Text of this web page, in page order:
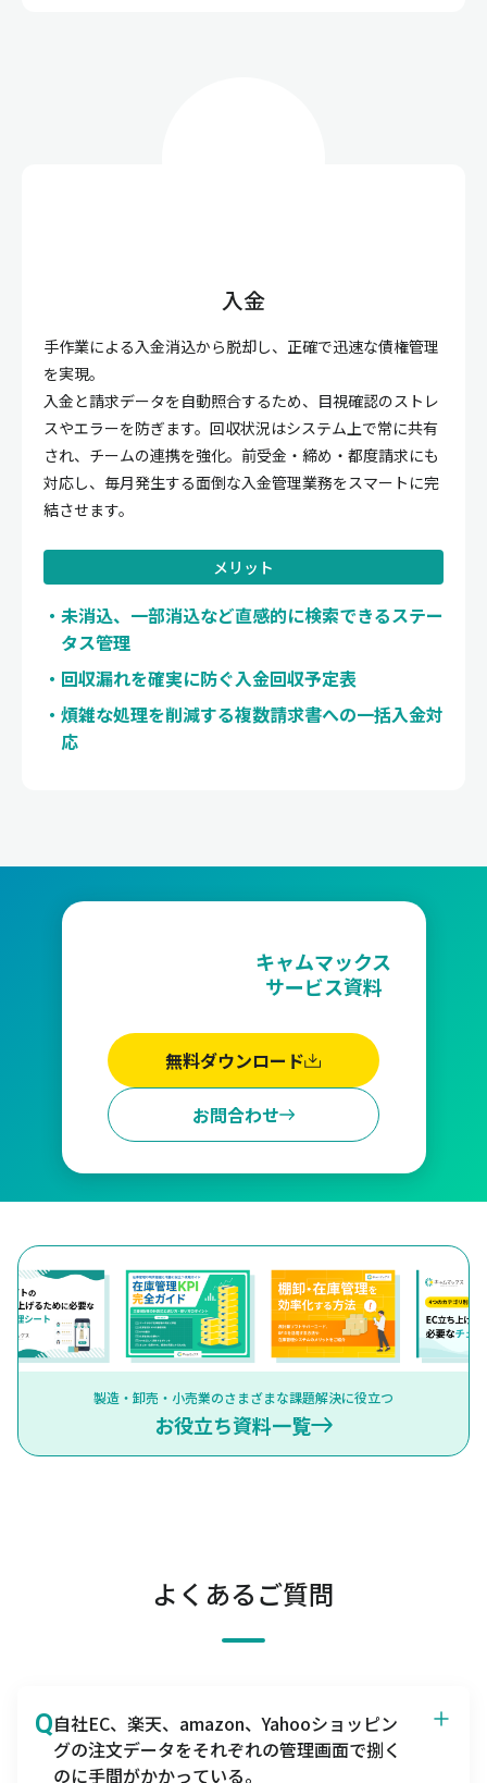
入金
手作業による入金消込から脱却し、正確で迅速な債権管理
を実現。
入金と請求データを自動照合するため、目視確認のストレ
スやエラーを防ぎます。回収状況はシステム上で常に共有
され、チームの連携を強化。前受金・締め・都度請求にも
対応し、毎月発生する面倒な入金管理業務をスマートに完
結させます。
メリット
未消込、一部消込など直感的に検索できるステー
タス管理
回収漏れを確実に防ぐ入金回収予定表
煩雑な処理を削減する複数請求書への一括入金対
応
キャムマックス
サービス資料
お問合わせ
無料ダウンロード
製造・卸売・小売業のさまざまな課題解決に役立つ
お役立ち資料一覧
よくあるご質問
Q自社EC、楽天、amazon、Yahooショッピン
グの注文データをそれぞれの管理画面で捌く
のに手間がかかっている。